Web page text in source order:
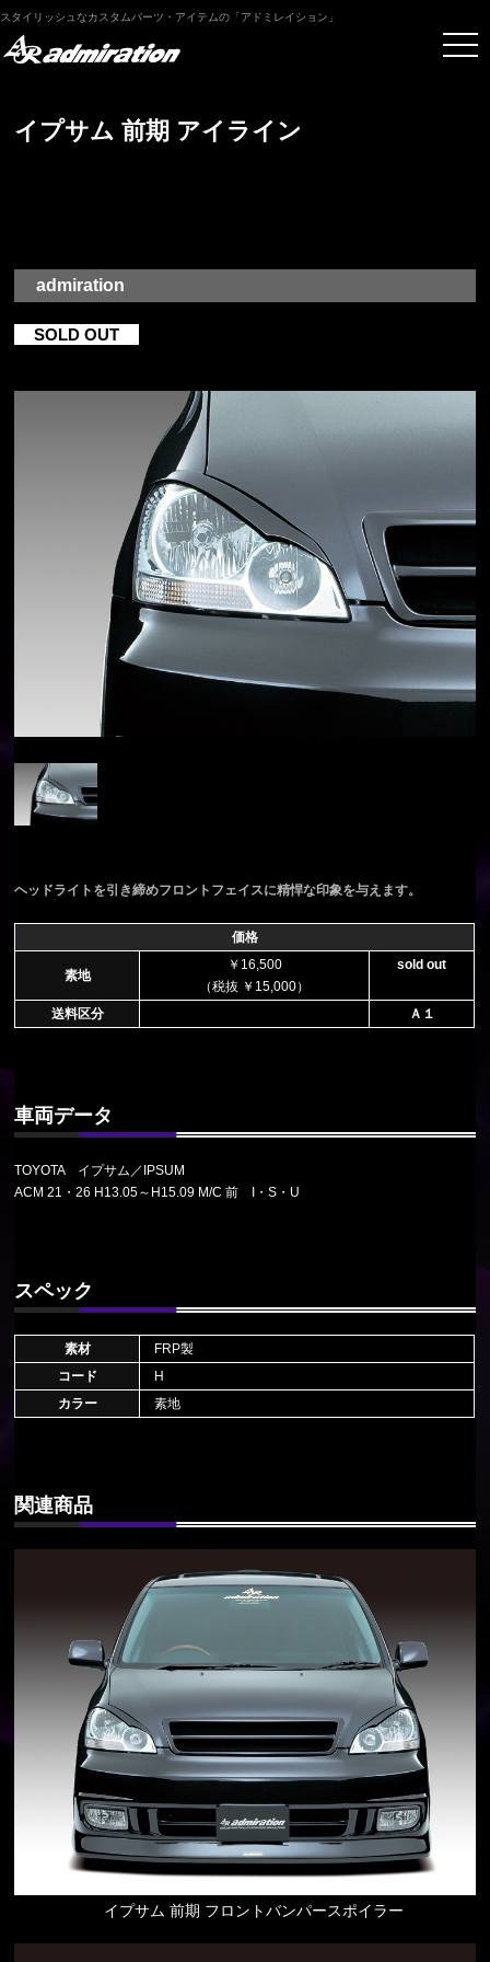
スタイリッシュなカスタムパーツ・アイテムの「アドミレイション」
イプサム 前期 アイライン
admiration
SOLD OUT
ヘッドライトを引き締めフロントフェイスに精悍な印象を与えます。
価格
素地
￥16,500
（税抜 ￥15,000）
sold out
送料区分 Ａ１
車両データ
TOYOTA イプサム／IPSUM
ACM 21・26 H13.05～H15.09 M/C 前 I・S・U
スペック
素材
FRP製
コード
H
カラー
素地
関連商品
イプサム 前期 フロントバンパースポイラー